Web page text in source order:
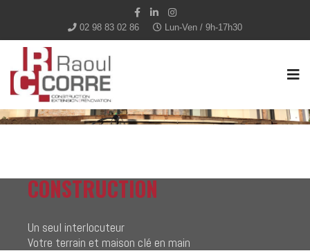
02 98 83 02 86 Lun-Ven / 9h-17h30
CONSTRUCTION
Un seul interlocuteur
Votre terrain et maison clé en main